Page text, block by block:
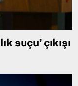
suçu’ çıkışı